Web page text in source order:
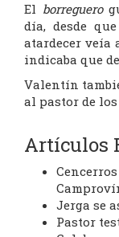
El borreguero
día, desde
atardecer veía
indicaba que
Valentín
al pastor de los
Artículos
Jerga se
Pastor